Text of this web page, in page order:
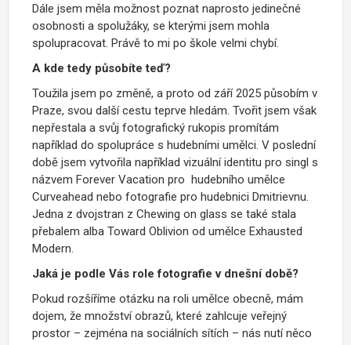
Dále jsem měla možnost poznat naprosto jedinečné
osobnosti a spolužáky, se kterými jsem mohla
spolupracovat. Právě to mi po škole velmi chybí.
A kde tedy působíte teď?
Toužila jsem po změně, a proto od září 2025 působím v
Praze, svou další cestu teprve hledám. Tvořit jsem však
nepřestala a svůj fotografický rukopis promítám
například do spolupráce s hudebními umělci. V poslední
době jsem vytvořila například vizuální identitu pro singl s
názvem Forever Vacation pro hudebního umělce
Curveahead nebo fotografie pro hudebnici Dmitrievnu.
Jedna z dvojstran z Chewing on glass se také stala
přebalem alba Toward Oblivion od umělce Exhausted
Modern.
Jaká je podle Vás role fotografie v dnešní době?
Pokud rozšíříme otázku na roli umělce obecně, mám
dojem, že množství obrazů, které zahlcuje veřejný
prostor – zejména na sociálních sítích – nás nutí něco